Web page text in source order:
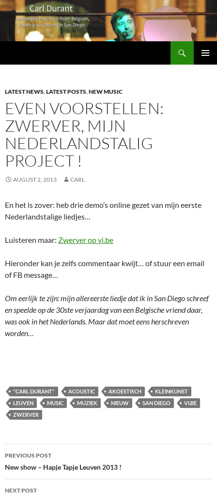
LATEST NEWS,LATEST POSTS,NEW MUSIC
EVEN VOORSTELLEN:
ZWERVER, MIJN
NEDERLANDSTALIG
PROJECT !
AUGUST 2, 2013 CARL
En het is zover: heb drie demo’s online gezet van mijn eerste
Nederlandstalige liedjes…
Luisteren maar: Zwerver op vi.be
Hieronder kan je zelfs commentaar kwijt… of stuur een email
of FB message…
Om eerlijk te zijn: mijn allereerste liedje dat ik in San Diego schreef
en speelde op de 30ste verjaardag van een Belgische vriend daar,
was ook in het Nederlands. Maar dat moet eens herschreven
worden…
"CARL DURANT" ACOUSTIC AKOESTISCH
KLEINKUNST
LEUVEN
MUSIC MUZIEK NIEUW SAN DIEGO
VI.BE
ZWERVER
Post
navigation
PREVIOUS POST
New show – Hapje Tapje Leuven 2013 !
NEXT POST